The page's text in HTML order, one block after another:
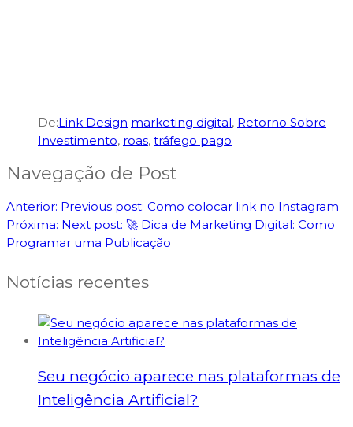
De:Link Design marketing digital, Retorno Sobre
Investimento, roas, tráfego pago
Navegação de Post
Anterior: Previous post: Como colocar link no Instagram
Próxima: Next post: 🚀 Dica de Marketing Digital: Como
Programar uma Publicação
Notícias recentes
Seu negócio aparece nas plataformas de
Inteligência Artificial?